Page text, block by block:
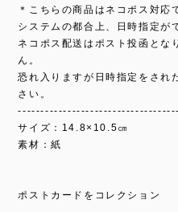
＊こちらの商品はネコポス対応
システムの都合上、日時指定が
ネコポス配送はポスト投函とな
ん。
恐れ入りますが日時指定をされ
さい。
サイズ：14.8×10.5㎝
素材：紙
ポストカードをコレクション